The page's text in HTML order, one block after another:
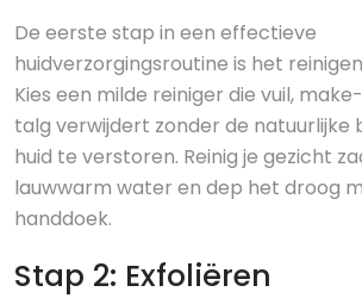
De eerste stap in een effectieve
huidverzorgingsroutine is het
Kies een milde reiniger die vuil,
talg verwijdert zonder de natuurlijke
huid te verstoren. Reinig je gezicht
lauwwarm water en dep het droog
handdoek.
Stap 2: Exfoliëren